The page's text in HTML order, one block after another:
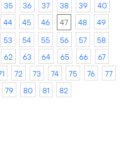
35 36 37 38 39
40
44 45 46 47 48
49
53 54 55 56 57
58
62 63 64 65 66
67
72 73 74 75 76
77
79 80 81 82